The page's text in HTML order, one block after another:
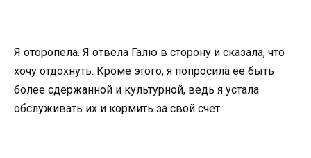
Я оторопела. Я отвела Галю в сторону и сказала, что
хочу отдохнуть. Кроме этого, я попросила ее быть
более сдержанной и культурной, ведь я устала
обслуживать их и кормить за свой счет.